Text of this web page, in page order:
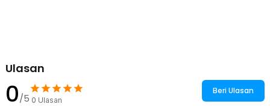
Ulasan
0/5 0 Ulasan
Beri Ulasan